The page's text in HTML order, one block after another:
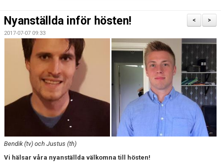
VÄRDEGRUND
STYRANDE DOKUMENT
NYHETER
FÖR MEDLEM
FÖR LEDARE
ARRANGEMANG/LÄGER
SPONSORER/SAMARBETEN
>
<
Nyanställda inför hösten!
2017-07-07 09:33
Bendik (tv) och Justus (th)
Vi hälsar våra nyanställda välkomna till hösten!